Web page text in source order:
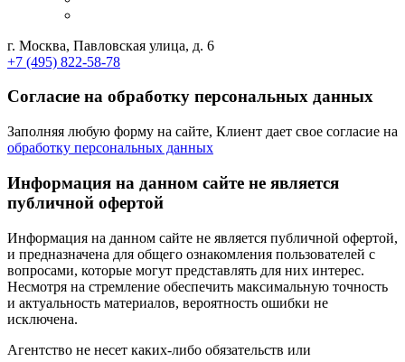
г. Москва, Павловская улица, д. 6
+7 (495) 822-58-78
Согласие на обработку персональных данных
Заполняя любую форму на сайте, Клиент дает свое согласие на
обработку персональных данных
Информация на данном сайте не является
публичной офертой
Информация на данном сайте не является публичной офертой,
и предназначена для общего ознакомления пользователей с
вопросами, которые могут представлять для них интерес.
Несмотря на стремление обеспечить максимальную точность
и актуальность материалов, вероятность ошибки не
исключена.
Агентство не несет каких-либо обязательств или